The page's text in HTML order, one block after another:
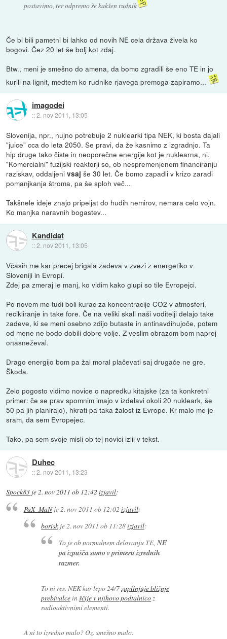
postavimo, ter odpremo še kakšen rudnik
Če bi bili pametni bi lahko od novih NE cela država živela ko
bogovi. Čez 20 let še bolj kot zdaj.
Btw., meni je smešno do amena, da bomo zgradili še eno TE in jo
kurili na lignit, medtem ko rudnike rjavega premoga zapiramo...
imagodei
::2. nov 2011, 13:05
Slovenija, npr., nujno potrebuje 2 nuklearki tipa NEK, ki bosta dajali
"juice" cca do leta 2050. Se pravi, da že kasnimo z izgradnjo. Ta
hip druge tako čiste in neoporečne energije kot je nuklearna, ni.
"Komercialni" fuzijski reaktorji so, ob nespremenjenem financiranju
raziskav, oddaljenivsajše 30 let. Če bomo zapadli v krizo zaradi
pomanjkanja štroma, pa še sploh več...
Takšnele ideje znajo pripeljat do hudih nemirov, nemara celo vojn.
Ko manjka naravnih bogastev...
Kandidat
::2. nov 2011, 13:05
Včasih me kar precej brigala zadeva v zvezi z energetiko v
Sloveniji in Evropi.
Zdej pa zmeraj le manj, ko vidim kako glupi so tile Evropejci.
Po novem me tudi boli kurac za koncentracije CO2 v atmosferi,
recikliranje in take fore. Če na veliki skali naši voditelji delajo take
zadeve, ki se meni osebno zdijo butaste in antinavdihujoče, potem
od mene ne bodo dobili dobre volje. Z veslim obrazom bom naprej
onasneževal.
Drago energijo bom pa žal moral plačevati saj drugače ne gre.
Škoda.
Zelo pogosto vidimo novice o napredku kitajske (za ta konkretni
primer: če se prav spomnim imajo v izdelavi okoli 20 nukleark, še
50 pa jih planirajo), hkrati pa taka žalost iz Evrope. Kr malo me je
sram, da sem Evropejec.
Tako, pa sem svoje misli ob tej novici izlil v tekst.
Duhec
::2. nov 2011, 13:23
Spock83 je2. nov 2011 ob 12:42 izjavil:
PaX_MaNje2. nov 2011 ob 12:02 izjavil:
borisk je 2. nov 2011 ob 11:28izjavil:
To je ob normalnem delovanju TE, NE
pa izpušča samo v primeru izrednih
razmer.
To ni res. NEK kar lepo 24/7zaplinjuje bližnje
prebivalceinščije v njihovo podtalnico z
radioaktivnimi elementi.
A ni to izredno malo? Oz. smešno malo.